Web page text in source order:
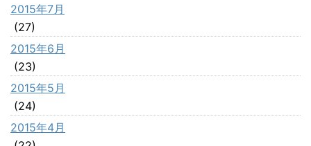
2015年7月
(27)
2015年6月
(23)
2015年5月
(24)
2015年4月